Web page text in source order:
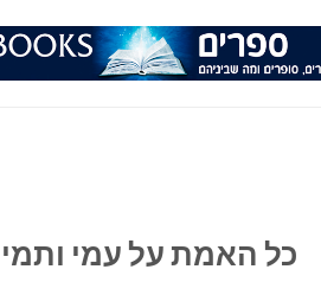
כל האמת על עמי